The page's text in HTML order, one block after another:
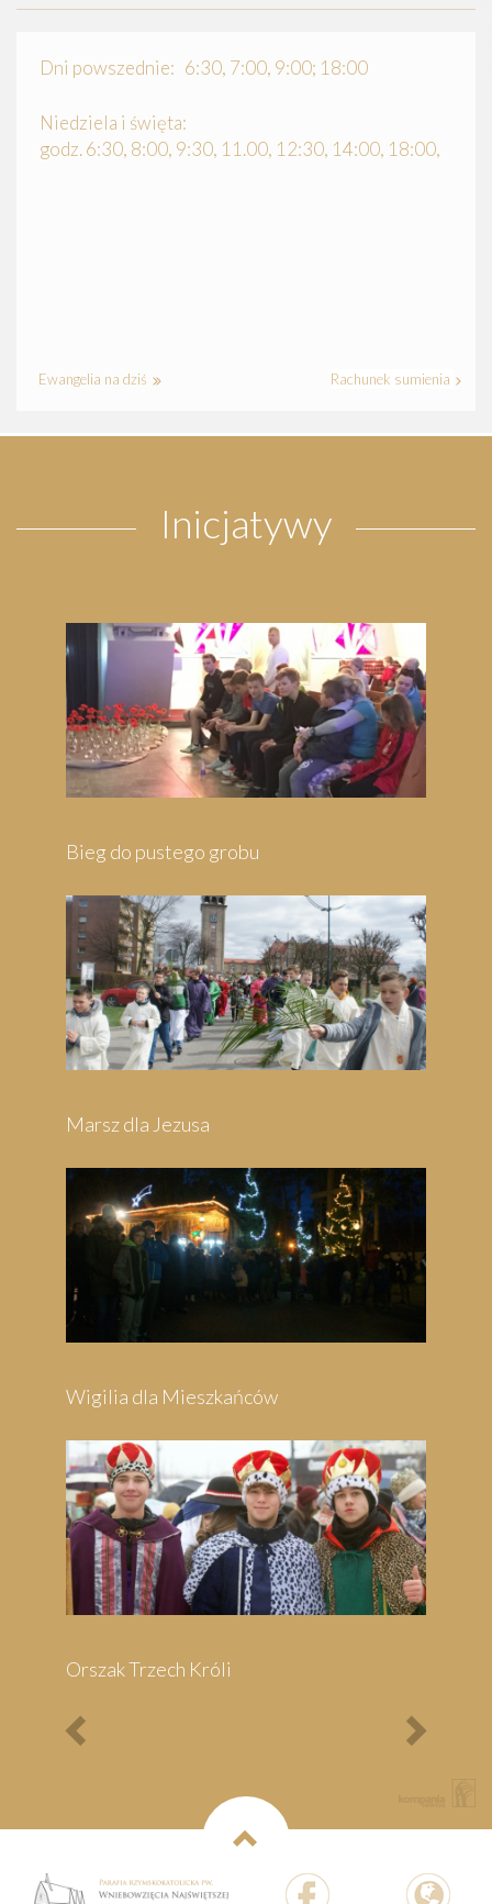
Dni powszednie: 6:30, 7:00, 9:00; 18:00
Niedziela i święta:
godz. 6:30, 8:00, 9:30, 11.00, 12:30, 14:00, 18:00,
Ewangelia na dziś Rachunek sumienia
Inicjatywy
Previous